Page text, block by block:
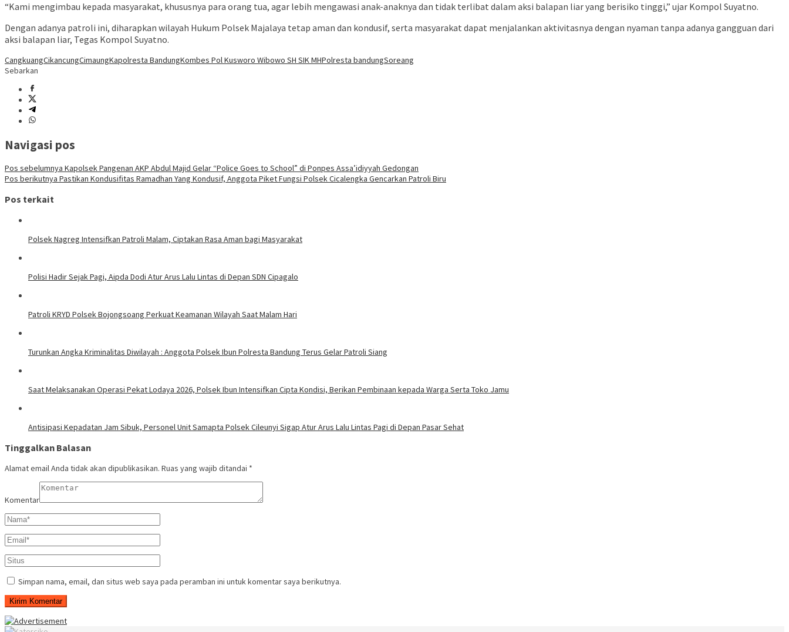
“Kami mengimbau kepada masyarakat, khususnya para orang tua, agar lebih mengawasi anak-anaknya dan tidak terlibat dalam aksi balapan liar yang berisiko tinggi,” ujar Kompol Suyatno.
Dengan adanya patroli ini, diharapkan wilayah Hukum Polsek Majalaya tetap aman dan kondusif, serta masyarakat dapat menjalankan aktivitasnya dengan nyaman tanpa adanya gangguan dari
aksi balapan liar, Tegas Kompol Suyatno.
CangkuangCikancungCimaungKapolresta BandungKombes Pol Kusworo Wibowo SH SIK MHPolresta bandungSoreang
Sebarkan
Navigasi pos
Pos sebelumnya Kapolsek Pangenan AKP Abdul Majid Gelar “Police Goes to School” di Ponpes Assa’idiyyah Gedongan
Pos berikutnya Pastikan Kondusifitas Ramadhan Yang Kondusif, Anggota Piket Fungsi Polsek Cicalengka Gencarkan Patroli Biru
Pos terkait
Polsek Nagreg Intensifkan Patroli Malam, Ciptakan Rasa Aman bagi Masyarakat
Polisi Hadir Sejak Pagi, Aipda Dodi Atur Arus Lalu Lintas di Depan SDN Cipagalo
Patroli KRYD Polsek Bojongsoang Perkuat Keamanan Wilayah Saat Malam Hari
Turunkan Angka Kriminalitas Diwilayah : Anggota Polsek Ibun Polresta Bandung Terus Gelar Patroli Siang
Saat Melaksanakan Operasi Pekat Lodaya 2026, Polsek Ibun Intensifkan Cipta Kondisi, Berikan Pembinaan kepada Warga Serta Toko Jamu
Antisipasi Kepadatan Jam Sibuk, Personel Unit Samapta Polsek Cileunyi Sigap Atur Arus Lalu Lintas Pagi di Depan Pasar Sehat
Tinggalkan Balasan
Alamat email Anda tidak akan dipublikasikan. Ruas yang wajib ditandai *
Komentar
Simpan nama, email, dan situs web saya pada peramban ini untuk komentar saya berikutnya.